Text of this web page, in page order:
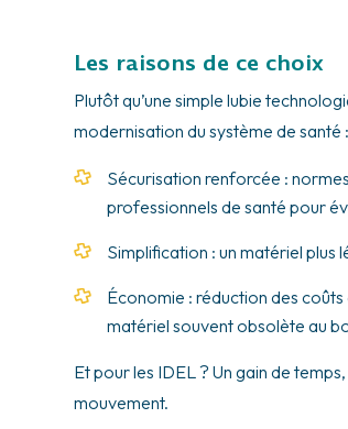
Les raisons de ce choix
Plutôt qu’une simple lubie
modernisation du système de santé :
Sécurisation renforcée :
professionnels de santé pour
Simplification : un matériel plus
Économie : réduction des coûts
matériel souvent obsolète au
Et pour les IDEL ? Un gain de
mouvement.